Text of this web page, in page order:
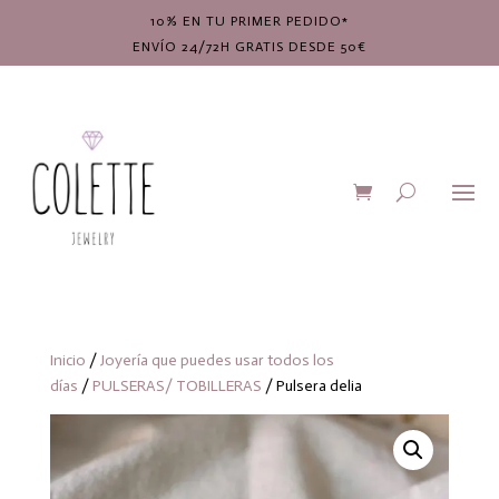
10% EN TU PRIMER PEDIDO*
ENVÍO 24/72H GRATIS DESDE 50€
Inicio /Joyería que puedes usar todos los
días / PULSERAS/ TOBILLERAS / Pulsera delia